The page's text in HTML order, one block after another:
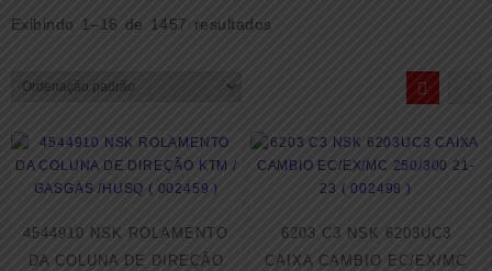
Exibindo 1–16 de 1457 resultados
4544910 NSK ROLAMENTO
DA COLUNA DE DIREÇÃO
6203 C3 NSK 6203UC3
CAIXA CAMBIO EC/EX/MC